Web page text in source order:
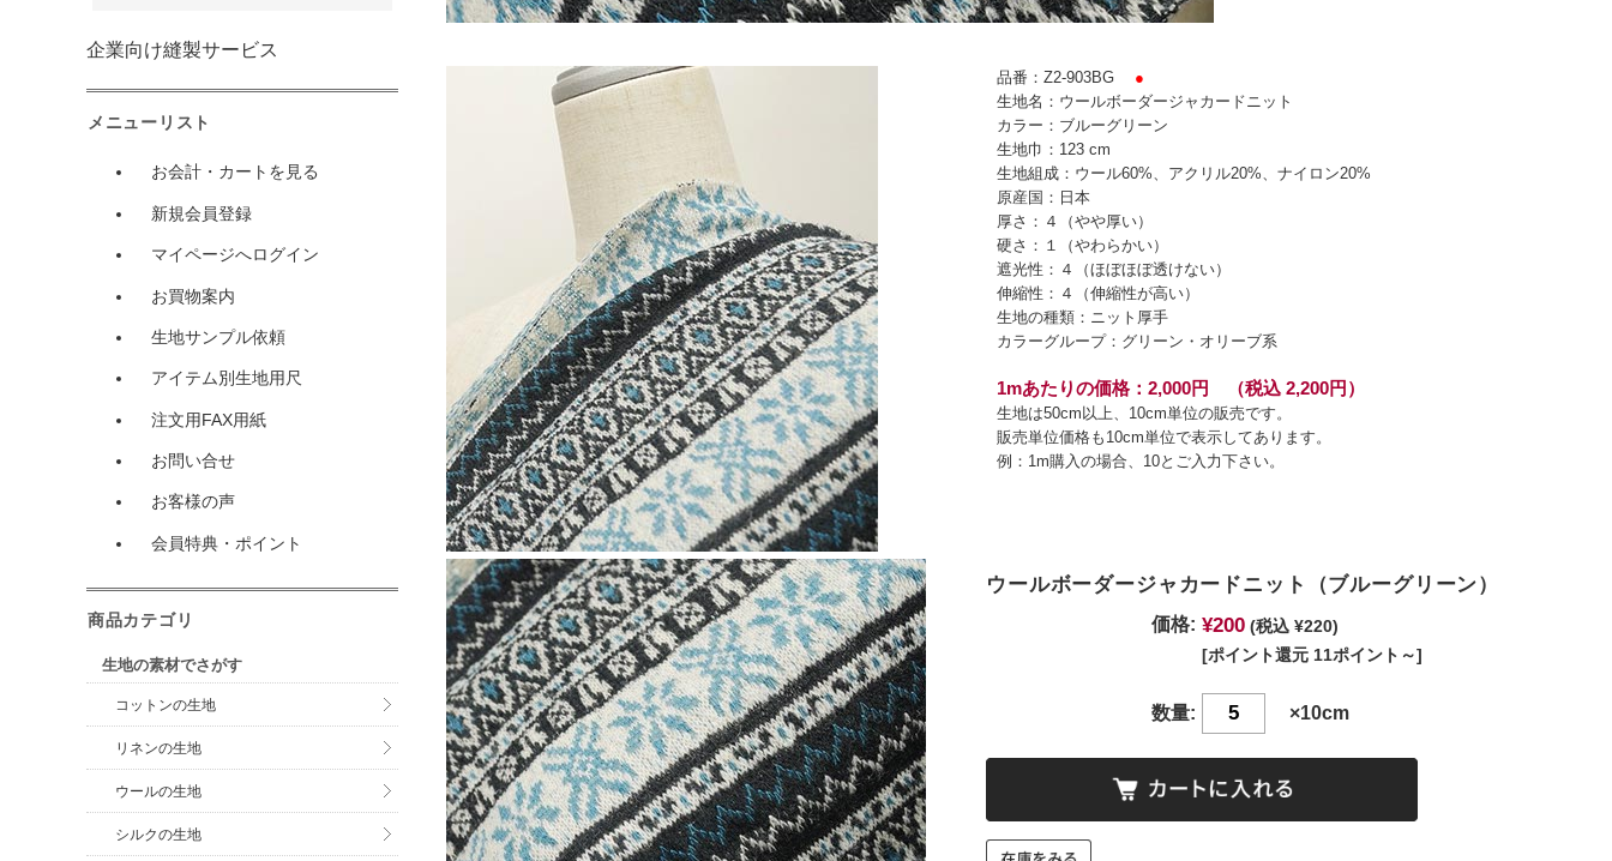
品番：Z2-903BG ●
生地名：ウールボーダージャカードニット
カラー：ブルーグリーン
生地巾：123 cm
生地組成：ウール60%、アクリル20%、ナイロン20%
原産国：日本
厚さ：４（やや厚い）
硬さ：１（やわらかい）
遮光性：４（ほぼほぼ透けない）
伸縮性：４（伸縮性が高い）
生地の種類：ニット厚手
カラーグループ：グリーン・オリーブ系
1mあたりの価格：2,000円 （税込 2,200円）
生地は50cm以上、10cm単位の販売です。
販売単位価格も10cm単位で表示してあります。
例：1m購入の場合、10とご入力下さい。
ウールボーダージャカードニット（ブルーグリーン）
価格: ¥200 (税込 ¥220)
[ポイント還元 11ポイント～]
数量: ×10cm
企業向け縫製サービス
メニューリスト
お会計・カートを見る
新規会員登録
マイページへログイン
お買物案内
生地サンプル依頼
アイテム別生地用尺
注文用FAX用紙
お問い合せ
お客様の声
会員特典・ポイント
商品カテゴリ
生地の素材でさがす
コットンの生地
リネンの生地
ウールの生地
シルクの生地